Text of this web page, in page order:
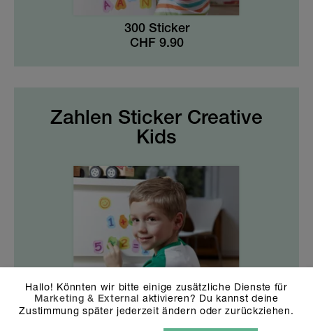
300 Sticker
CHF 9.90
Zahlen Sticker Creative
Kids
Hallo! Könnten wir bitte einige zusätzliche Dienste für
Marketing & External
aktivieren? Du kannst deine
Zustimmung später jederzeit ändern oder zurückziehen.